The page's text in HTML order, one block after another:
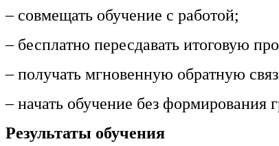
Дополнительные Услуги
– совмещать обучение с работой;
– бесплатно пересдавать итоговую
– получать мгновенную обратную
– начать обучение без формирования
Результаты обучения